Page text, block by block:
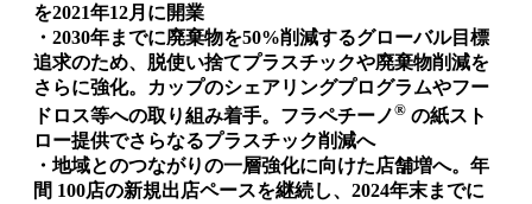
を2021年12月に開業
・2030年までに廃棄物を50%削減するグローバル目標
追求のため、脱使い捨てプラスチックや廃棄物削減を
さらに強化。カップのシェアリングプログラムやフー
ドロス等への取り組み着手。フラペチーノ® の紙スト
ロー提供でさらなるプラスチック削減へ
・地域とのつながりの一層強化に向けた店舗増へ。年
間 100店の新規出店ペースを継続し、2024年末までに